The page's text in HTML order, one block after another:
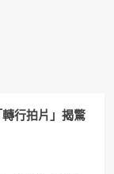
行拍片」揭驚